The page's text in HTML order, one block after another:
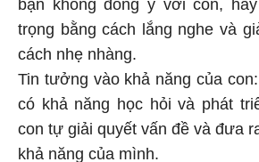
trọng bằng cách lắng nghe và
cách nhẹ nhàng.
Tin tưởng vào khả năng của
có khả năng học hỏi và phát
con tự giải quyết vấn đề và đưa
khả năng của mình.